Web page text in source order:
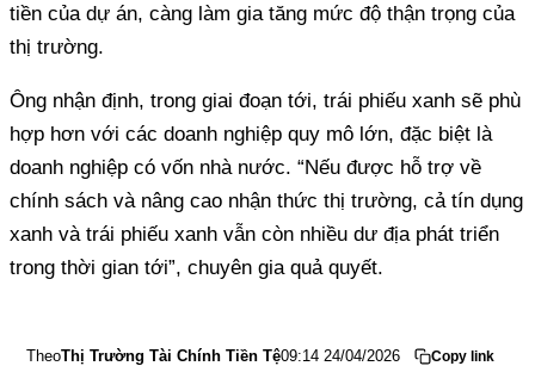
tiền của dự án, càng làm gia tăng mức độ thận trọng của
thị trường.
Ông nhận định, trong giai đoạn tới, trái phiếu xanh sẽ phù
hợp hơn với các doanh nghiệp quy mô lớn, đặc biệt là
doanh nghiệp có vốn nhà nước. “Nếu được hỗ trợ về
chính sách và nâng cao nhận thức thị trường, cả tín dụng
xanh và trái phiếu xanh vẫn còn nhiều dư địa phát triển
trong thời gian tới”, chuyên gia quả quyết.
TheoThị Trường Tài Chính Tiền Tệ09:14 24/04/2026 Copy link